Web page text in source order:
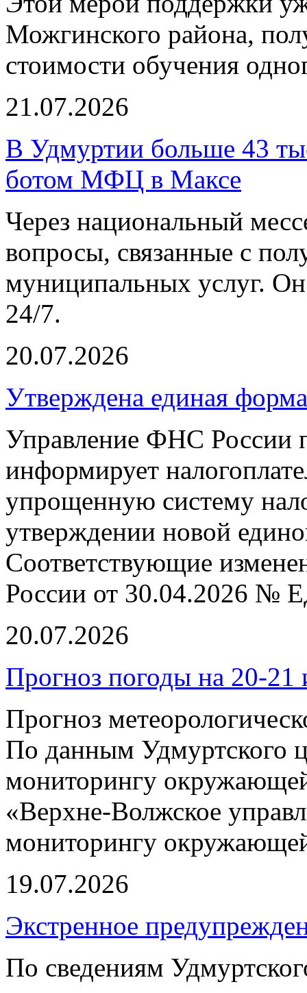
Можгинского района,
стоимости обучения
21.07.2026
В Удмуртии больше 43
ботом МФЦ в Максе
Через национальный
вопросы, связанные с
муниципальных услуг.
24/7.
20.07.2026
Утверждена единая
Управление ФНС России
информирует
упрощенную систему
утверждении новой
Соответствующие
России от 30.04.2026 №
20.07.2026
Прогноз погоды на 20-21
Прогноз
По данным Удмуртского
мониторингу
«Верхне-Волжское
мониторингу
19.07.2026
Экстренное
По сведениям